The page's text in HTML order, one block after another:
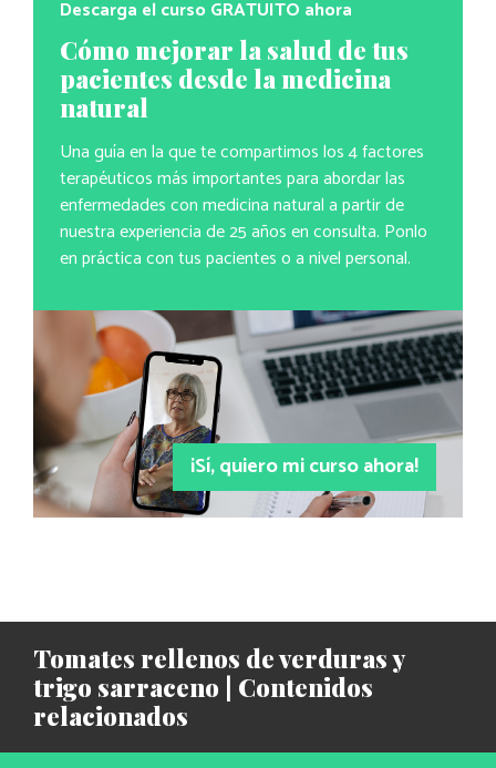
Descarga el curso GRATUITO ahora
Cómo mejorar la salud de tus
pacientes desde la medicina
natural
Una guía en la que te compartimos los 4 factores
terapéuticos más importantes para abordar las
enfermedades con medicina natural a partir de
nuestra experiencia de 25 años en consulta. Ponlo
en práctica con tus pacientes o a nivel personal.
¡Sí, quiero mi curso ahora!
Tomates rellenos de verduras y
trigo sarraceno | Contenidos
relacionados